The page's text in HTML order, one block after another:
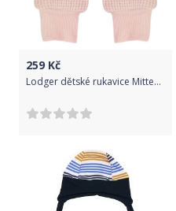
259 Kč
Lodger dětské rukavice Mittens Ciumbelle Sensitive